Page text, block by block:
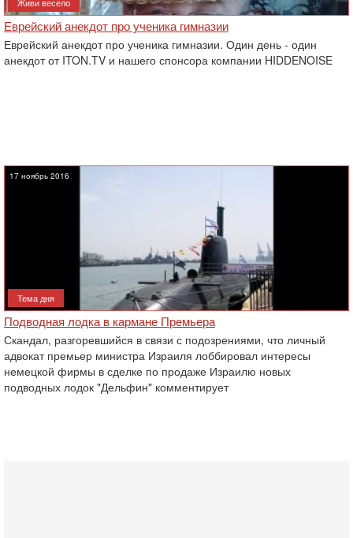
Еврейский анекдот про ученика гимназии
Еврейский анекдот про ученика гимназии. Один день - один
анекдот от ITON.TV и нашего спонсора компании HIDDENOISE
17 ноябрь 2016
Тема дня
Подводная лодка в кармане Премьера
Скандал, разгоревшийся в связи с подозрениями, что личный
адвокат премьер министра Израиля лоббировал интересы
немецкой фирмы в сделке по продаже Израилю новых
подводных лодок "Дельфин" комментирует